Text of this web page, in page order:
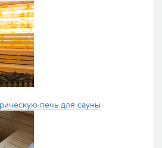
печь для сауны